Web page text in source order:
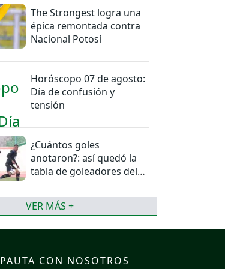
The Strongest logra una
épica remontada contra
Nacional Potosí
Horóscopo 07 de agosto:
Día de confusión y
tensión
¿Cuántos goles
anotaron?: así quedó la
tabla de goleadores del
VER MÁS +
PAUTA CON NOSOTROS